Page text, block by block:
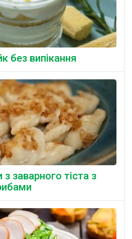
без випікання
заварного тіста з